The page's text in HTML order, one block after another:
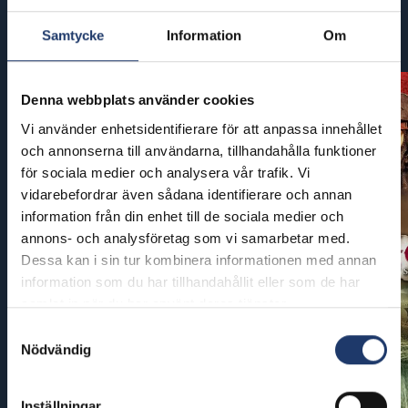
Samtycke Information Om
Denna webbplats använder cookies
Vi använder enhetsidentifierare för att anpassa innehållet
och annonserna till användarna, tillhandahålla funktioner
för sociala medier och analysera vår trafik. Vi
vidarebefordrar även sådana identifierare och annan
information från din enhet till de sociala medier och
annons- och analysföretag som vi samarbetar med.
Dessa kan i sin tur kombinera informationen med annan
information som du har tillhandahållit eller som de har
samlat in när du har använt deras tjänster.
Nödvändig
Kommande filmer